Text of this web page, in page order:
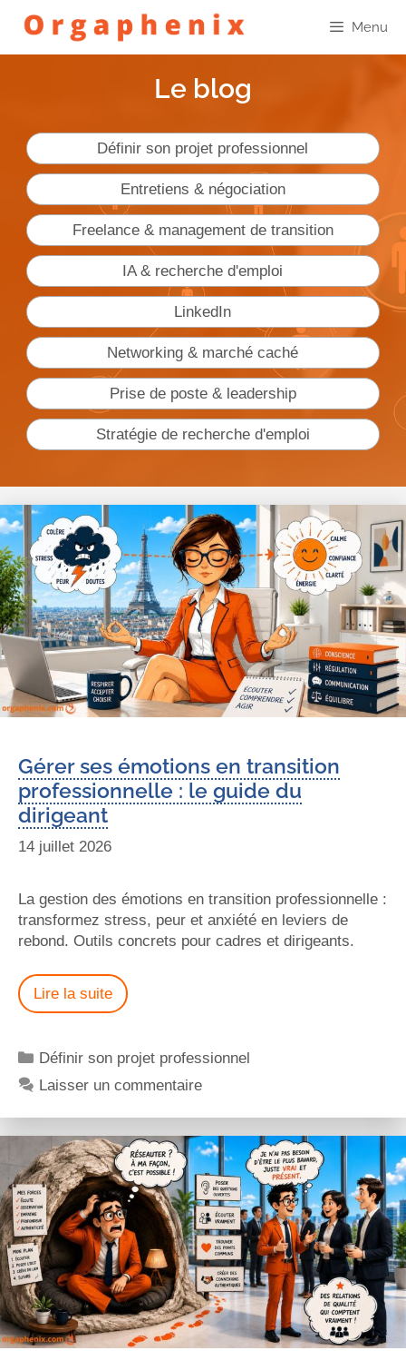
Menu
Le blog
Définir son projet professionnel
Entretiens & négociation
Freelance & management de transition
IA & recherche d'emploi
LinkedIn
Networking & marché caché
Prise de poste & leadership
Stratégie de recherche d'emploi
Gérer ses émotions en transition
professionnelle : le guide du
dirigeant
14 juillet 2026
La gestion des émotions en transition professionnelle :
transformez stress, peur et anxiété en leviers de
rebond. Outils concrets pour cadres et dirigeants.
Lire la suite
Définir son projet professionnel
Laisser un commentaire